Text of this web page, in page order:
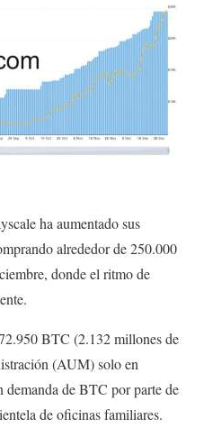
ha aumentado sus
alrededor de 250.000
donde el ritmo de
BTC (2.132 millones de
(AUM) solo en
demanda de BTC por parte de
de oficinas familiares.